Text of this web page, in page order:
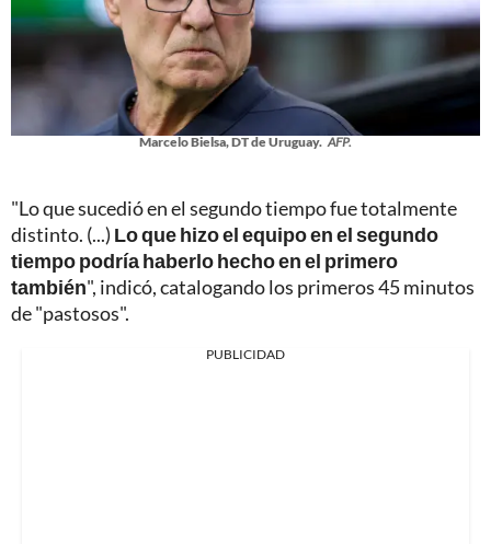
Marcelo Bielsa, DT de Uruguay. AFP.
"Lo que sucedió en el segundo tiempo fue totalmente
distinto. (...) Lo que hizo el equipo en el segundo
tiempo podría haberlo hecho en el primero
también", indicó, catalogando los primeros 45 minutos
de "pastosos".
PUBLICIDAD